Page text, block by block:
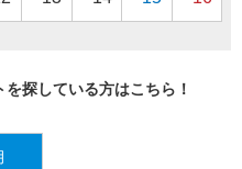
探している方はこちら！